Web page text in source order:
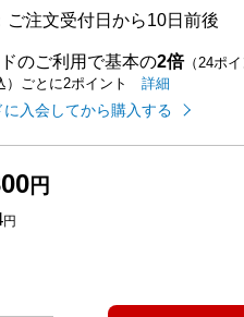
ご注文受付日から10日前後
のご利用で基本の2倍（24ポイ
ごとに2ポイント
イオンカードの
詳細
に入会してから購入する
円
円